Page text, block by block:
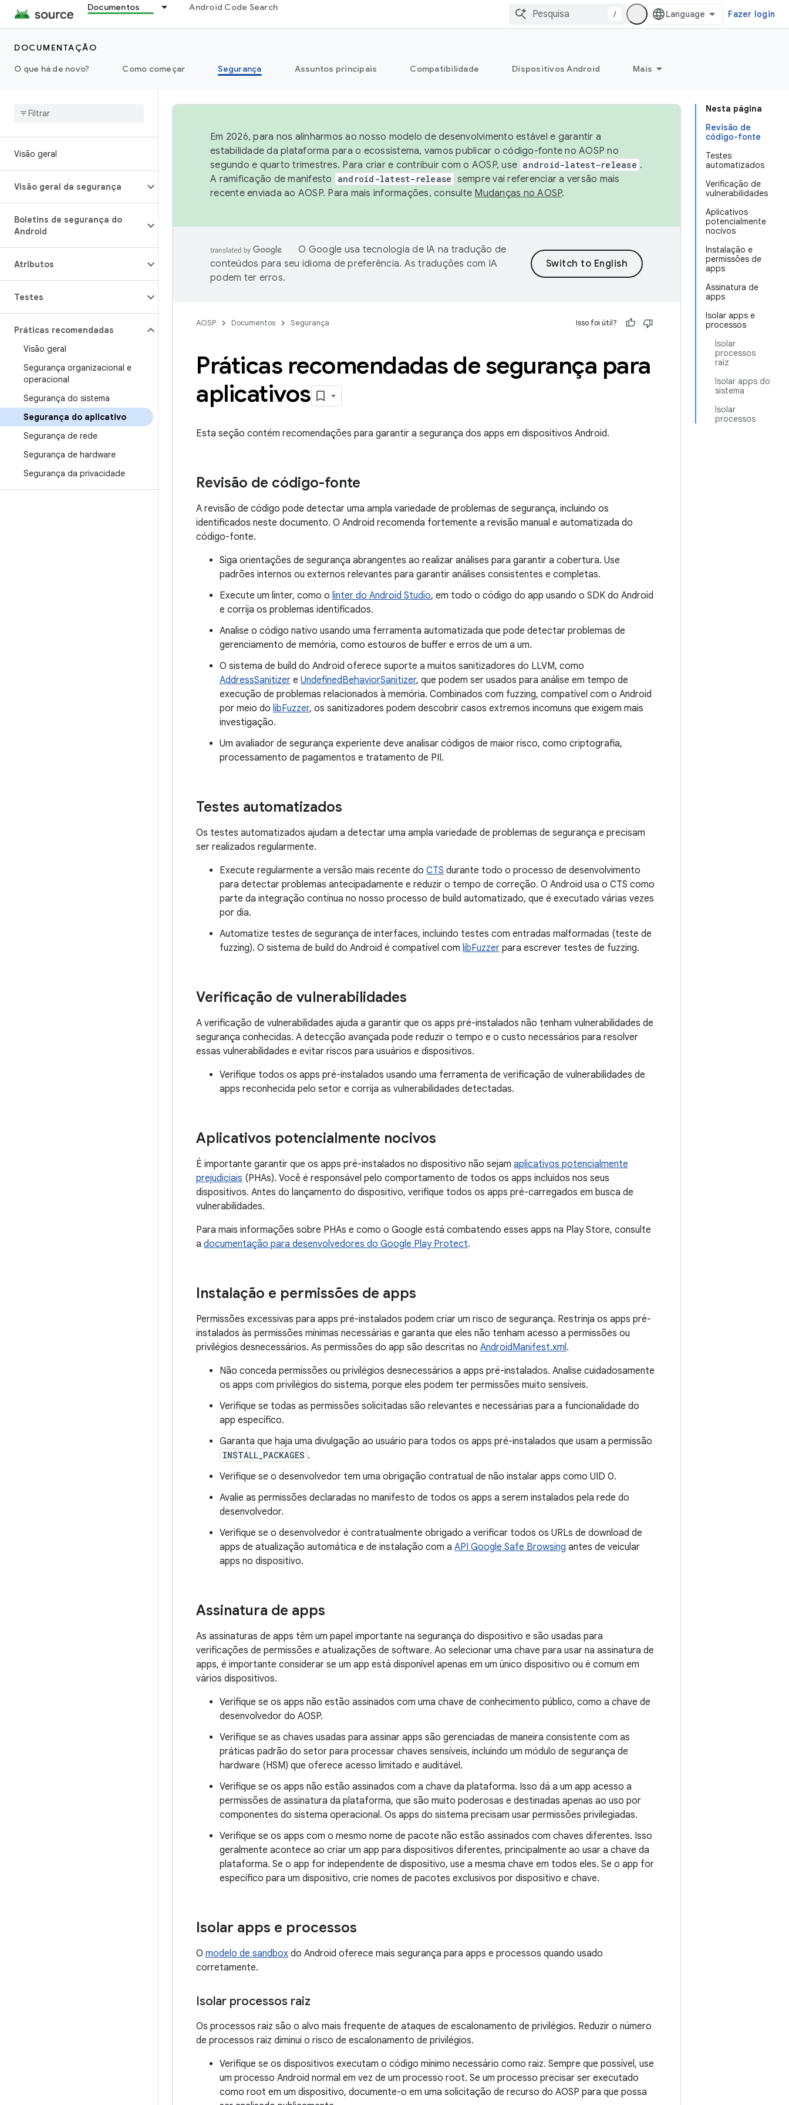
Documentos Android Code Search
/ Fazer login
DOCUMENTAÇÃO
O que há de novo?
Como começar Segurança Assuntos principais Compatibilidade Dispositivos Android Mais
Visão geral
Visão geral da segurança
Boletins de segurança do
Android
Atributos
Testes
Práticas recomendadas
Visão geral
Segurança organizacional e
operacional
Segurança do sistema
Segurança do aplicativo
Segurança de rede
Segurança de hardware
Segurança da privacidade
Nesta página
Revisão de
código-fonte
Testes
automatizados
Verificação de
vulnerabilidades
Aplicativos
potencialmente
nocivos
Instalação e
permissões de
apps
Assinatura de
apps
Isolar apps e
processos
Isolar
processos
raiz
Isolar apps do
sistema
Isolar
processos
Em 2026, para nos alinharmos ao nosso modelo de desenvolvimento estável e garantir a
estabilidade da plataforma para o ecossistema, vamos publicar o código-fonte no AOSP no
segundo e quarto trimestres. Para criar e contribuir com o AOSP, use android-latest-release .
A ramificação de manifesto
android-latest-release sempre vai referenciar a versão mais
recente enviada ao AOSP. Para mais informações, consulte Mudanças no AOSP.
O Google usa tecnologia de IA na tradução de
conteúdos para seu idioma de preferência. As traduções com IA
podem ter erros.
AOSP Documentos Segurança Isso foi útil?
Práticas recomendadas de segurança para
aplicativos
Esta seção contém recomendações para garantir a segurança dos apps em dispositivos Android.
Revisão de código-fonte
A revisão de código pode detectar uma ampla variedade de problemas de segurança, incluindo os
identificados neste documento. O Android recomenda fortemente a revisão manual e automatizada do
código-fonte.
Siga orientações de segurança abrangentes ao realizar análises para garantir a cobertura. Use
padrões internos ou externos relevantes para garantir análises consistentes e completas.
Execute um linter, como o linter do Android Studio, em todo o código do app usando o SDK do Android
e corrija os problemas identificados.
Analise o código nativo usando uma ferramenta automatizada que pode detectar problemas de
gerenciamento de memória, como estouros de buffer e erros de um a um.
O sistema de build do Android oferece suporte a muitos sanitizadores do LLVM, como
AddressSanitizer e UndefinedBehaviorSanitizer, que podem ser usados para análise em tempo de
execução de problemas relacionados à memória. Combinados com fuzzing, compatível com o Android
por meio do libFuzzer, os sanitizadores podem descobrir casos extremos incomuns que exigem mais
investigação.
Um avaliador de segurança experiente deve analisar códigos de maior risco, como criptografia,
processamento de pagamentos e tratamento de PII.
Testes automatizados
Os testes automatizados ajudam a detectar uma ampla variedade de problemas de segurança e precisam
ser realizados regularmente.
Execute regularmente a versão mais recente do CTS durante todo o processo de desenvolvimento
para detectar problemas antecipadamente e reduzir o tempo de correção. O Android usa o CTS como
parte da integração contínua no nosso processo de build automatizado, que é executado várias vezes
por dia.
Automatize testes de segurança de interfaces, incluindo testes com entradas malformadas (teste de
fuzzing). O sistema de build do Android é compatível com libFuzzer para escrever testes de fuzzing.
Verificação de vulnerabilidades
A verificação de vulnerabilidades ajuda a garantir que os apps pré-instalados não tenham vulnerabilidades de
segurança conhecidas. A detecção avançada pode reduzir o tempo e o custo necessários para resolver
essas vulnerabilidades e evitar riscos para usuários e dispositivos.
Verifique todos os apps pré-instalados usando uma ferramenta de verificação de vulnerabilidades de
apps reconhecida pelo setor e corrija as vulnerabilidades detectadas.
Aplicativos potencialmente nocivos
É importante garantir que os apps pré-instalados no dispositivo não sejam aplicativos potencialmente
prejudiciais (PHAs). Você é responsável pelo comportamento de todos os apps incluídos nos seus
dispositivos. Antes do lançamento do dispositivo, verifique todos os apps pré-carregados em busca de
vulnerabilidades.
Para mais informações sobre PHAs e como o Google está combatendo esses apps na Play Store, consulte
a documentação para desenvolvedores do Google Play Protect.
Instalação e permissões de apps
Permissões excessivas para apps pré-instalados podem criar um risco de segurança. Restrinja os apps pré-
instalados às permissões mínimas necessárias e garanta que eles não tenham acesso a permissões ou
privilégios desnecessários. As permissões do app são descritas no AndroidManifest.xml.
Não conceda permissões ou privilégios desnecessários a apps pré-instalados. Analise cuidadosamente
os apps com privilégios do sistema, porque eles podem ter permissões muito sensíveis.
Verifique se todas as permissões solicitadas são relevantes e necessárias para a funcionalidade do
app específico.
Garanta que haja uma divulgação ao usuário para todos os apps pré-instalados que usam a permissão
INSTALL_PACKAGES .
Verifique se o desenvolvedor tem uma obrigação contratual de não instalar apps como UID 0.
Avalie as permissões declaradas no manifesto de todos os apps a serem instalados pela rede do
desenvolvedor.
Verifique se o desenvolvedor é contratualmente obrigado a verificar todos os URLs de download de
apps de atualização automática e de instalação com a API Google Safe Browsing antes de veicular
apps no dispositivo.
Assinatura de apps
As assinaturas de apps têm um papel importante na segurança do dispositivo e são usadas para
verificações de permissões e atualizações de software. Ao selecionar uma chave para usar na assinatura de
apps, é importante considerar se um app está disponível apenas em um único dispositivo ou é comum em
vários dispositivos.
Verifique se os apps não estão assinados com uma chave de conhecimento público, como a chave de
desenvolvedor do AOSP.
Verifique se as chaves usadas para assinar apps são gerenciadas de maneira consistente com as
práticas padrão do setor para processar chaves sensíveis, incluindo um módulo de segurança de
hardware (HSM) que oferece acesso limitado e auditável.
Verifique se os apps não estão assinados com a chave da plataforma. Isso dá a um app acesso a
permissões de assinatura da plataforma, que são muito poderosas e destinadas apenas ao uso por
componentes do sistema operacional. Os apps do sistema precisam usar permissões privilegiadas.
Verifique se os apps com o mesmo nome de pacote não estão assinados com chaves diferentes. Isso
geralmente acontece ao criar um app para dispositivos diferentes, principalmente ao usar a chave da
plataforma. Se o app for independente de dispositivo, use a mesma chave em todos eles. Se o app for
específico para um dispositivo, crie nomes de pacotes exclusivos por dispositivo e chave.
Isolar apps e processos
O modelo de sandbox do Android oferece mais segurança para apps e processos quando usado
corretamente.
Isolar processos raiz
Os processos raiz são o alvo mais frequente de ataques de escalonamento de privilégios. Reduzir o número
de processos raiz diminui o risco de escalonamento de privilégios.
Verifique se os dispositivos executam o código mínimo necessário como raiz. Sempre que possível, use
um processo Android normal em vez de um processo root. Se um processo precisar ser executado
como root em um dispositivo, documente-o em uma solicitação de recurso do AOSP para que possa